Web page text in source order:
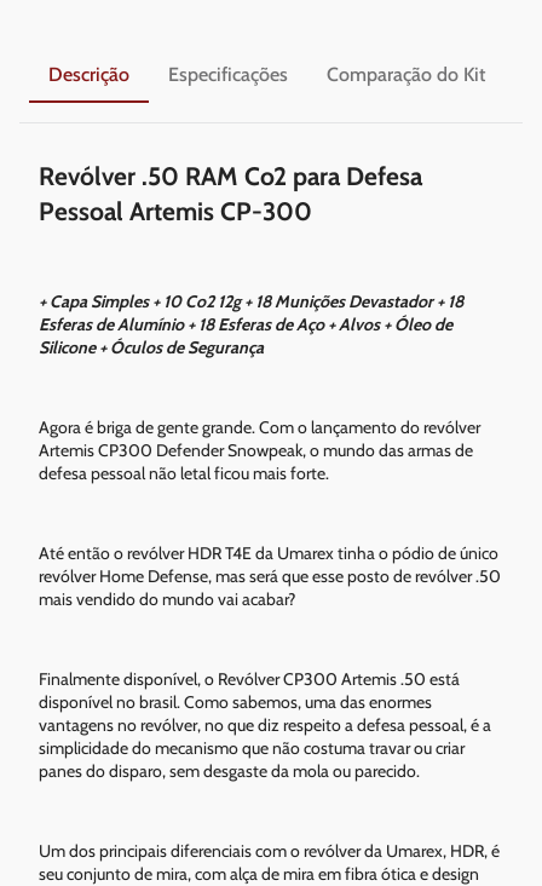
Descrição Especificações Comparação do Kit
Revólver .50 RAM Co2 para Defesa
Pessoal Artemis CP-300
+ Capa Simples + 10 Co2 12g + 18 Munições Devastador + 18
Esferas de Alumínio + 18 Esferas de Aço + Alvos + Óleo de
Silicone + Óculos de Segurança
Agora é briga de gente grande. Com o lançamento do revólver
Artemis CP300 Defender Snowpeak, o mundo das armas de
defesa pessoal não letal ficou mais forte.
Até então o revólver HDR T4E da Umarex tinha o pódio de único
revólver Home Defense, mas será que esse posto de revólver .50
mais vendido do mundo vai acabar?
Finalmente disponível, o Revólver CP300 Artemis .50 está
disponível no brasil. Como sabemos, uma das enormes
vantagens no revólver, no que diz respeito a defesa pessoal, é a
simplicidade do mecanismo que não costuma travar ou criar
panes do disparo, sem desgaste da mola ou parecido.
Um dos principais diferenciais com o revólver da Umarex, HDR, é
seu conjunto de mira, com alça de mira em fibra ótica e design